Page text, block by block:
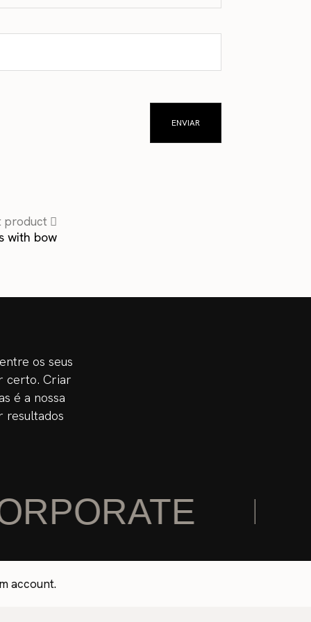
product
with bow
os seus
certo. Criar
é a nossa
resultados
account.